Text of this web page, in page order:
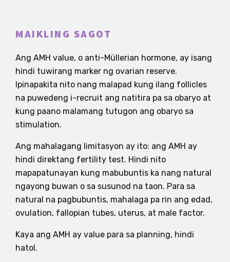
MAIKLING SAGOT
Ang AMH value, o anti-Müllerian hormone, ay isang
hindi tuwirang marker ng ovarian reserve.
Ipinapakita nito nang malapad kung ilang follicles
na puwedeng i-recruit ang natitira pa sa obaryo at
kung paano malamang tutugon ang obaryo sa
stimulation.
Ang mahalagang limitasyon ay ito: ang AMH ay
hindi direktang fertility test. Hindi nito
mapapatunayan kung mabubuntis ka nang natural
ngayong buwan o sa susunod na taon. Para sa
natural na pagbubuntis, mahalaga pa rin ang edad,
ovulation, fallopian tubes, uterus, at male factor.
Kaya ang AMH ay value para sa planning, hindi
hatol.